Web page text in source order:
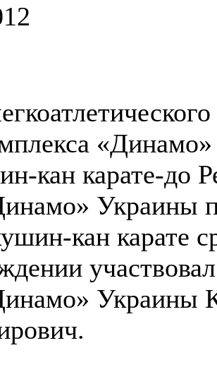
кан карате-до
Украины
кан карате
Украины